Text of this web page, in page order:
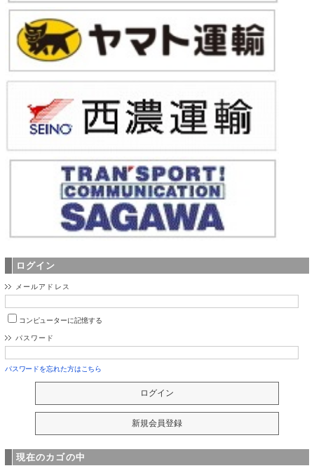
ログイン
メールアドレス
コンピューターに記憶する
パスワード
パスワードを忘れた方はこちら
現在のカゴの中